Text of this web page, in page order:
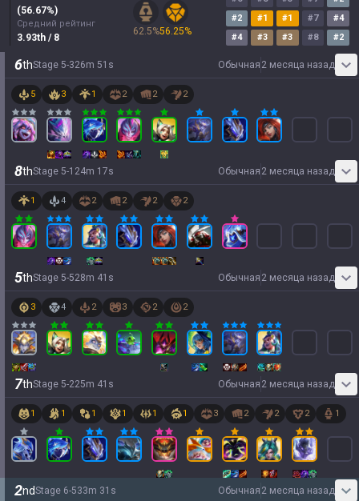
(56.67%)
Средний рейтинг
3.93th / 8
62.5%56.25%
#2 #1 #1 #7 #4
#4 #3 #3 #8 #2
6thStage 5-326m 51 s Обычная 2 месяца назад
5 3 1 2 2 2
8thStage 5-1 24m 17s Обычная 2 месяца назад
1 4 2 2 2 2
5thStage 5-528m 41 s Обычная 2 месяца назад
3 4 2 3 2 2
7thStage 5-225m 41 s Обычная 2 месяца назад
1 1 1 1 1 1 3 2 2 2 1
2ndStage 6-533m 31 s Обычная 2 месяца назад